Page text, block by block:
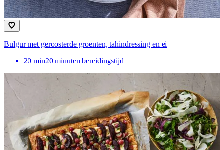
Bulgur met geroosterde groenten, tahindressing en ei
20 min20 minuten bereidingstijd